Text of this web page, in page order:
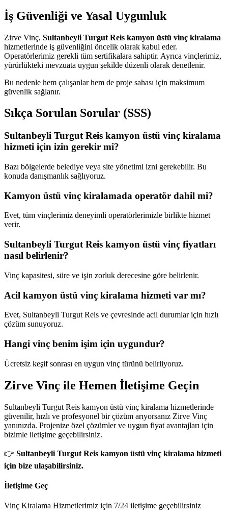
İş Güvenliği ve Yasal Uygunluk
Zirve Vinç, Sultanbeyli Turgut Reis kamyon üstü vinç kiralama
hizmetlerinde iş güvenliğini öncelik olarak kabul eder.
Operatörlerimiz gerekli tüm sertifikalara sahiptir. Ayrıca vinçlerimiz,
yürürlükteki mevzuata uygun şekilde düzenli olarak denetlenir.
Bu nedenle hem çalışanlar hem de proje sahası için maksimum
güvenlik sağlanır.
Sıkça Sorulan Sorular (SSS)
Sultanbeyli Turgut Reis kamyon üstü vinç kiralama
hizmeti için izin gerekir mi?
Bazı bölgelerde belediye veya site yönetimi izni gerekebilir. Bu
konuda danışmanlık sağlıyoruz.
Kamyon üstü vinç kiralamada operatör dahil mi?
Evet, tüm vinçlerimiz deneyimli operatörlerimizle birlikte hizmet
verir.
Sultanbeyli Turgut Reis kamyon üstü vinç fiyatları
nasıl belirlenir?
Vinç kapasitesi, süre ve işin zorluk derecesine göre belirlenir.
Acil kamyon üstü vinç kiralama hizmeti var mı?
Evet, Sultanbeyli Turgut Reis ve çevresinde acil durumlar için hızlı
çözüm sunuyoruz.
Hangi vinç benim işim için uygundur?
Ücretsiz keşif sonrası en uygun vinç türünü belirliyoruz.
Zirve Vinç ile Hemen İletişime Geçin
Sultanbeyli Turgut Reis kamyon üstü vinç kiralama hizmetlerinde
güvenilir, hızlı ve profesyonel bir çözüm arıyorsanız Zirve Vinç
yanınızda. Projenize özel çözümler ve uygun fiyat avantajları için
bizimle iletişime geçebilirsiniz.
👉 Sultanbeyli Turgut Reis kamyon üstü vinç kiralama hizmeti
için bize ulaşabilirsiniz.
İletişime Geç
Vinç Kiralama Hizmetlerimiz için 7/24 iletişime geçebilirsiniz